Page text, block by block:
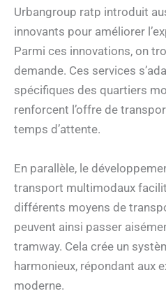
Urbangroup ratp introduit
innovants pour améliorer
Parmi ces innovations, on
demande. Ces services
spécifiques des quartiers
renforcent l’offre de
temps d’attente.
En parallèle, le
transport multimodaux
différents moyens de
peuvent ainsi passer
tramway. Cela crée un
harmonieux, répondant aux
moderne.